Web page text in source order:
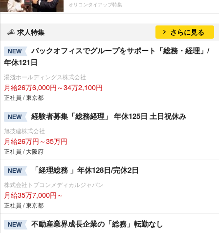
オリコンタイアップ特集
求人特集 さらに見る
NEW
バックオフィスでグループをサポート「総務・経理」/
年休121日
湯淺ホールディングス株式会社
月給26万6,000円～34万2,100円
正社員 / 東京都
NEW 経験者募集「総務経理」 年休125日 土日祝休み
旭技建株式会社
月給26万円～35万円
正社員 / 大阪府
NEW 「経理総務 」年休128日/完休2日
株式会社トプコンメディカルジャパン
月給35万7,000円～
正社員 / 東京都
NEW 不動産業界成長企業の「総務」転勤なし